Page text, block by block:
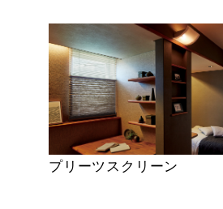
プリーツスクリーン